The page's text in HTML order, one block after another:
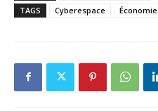
TAGS
Cyberespace Économie